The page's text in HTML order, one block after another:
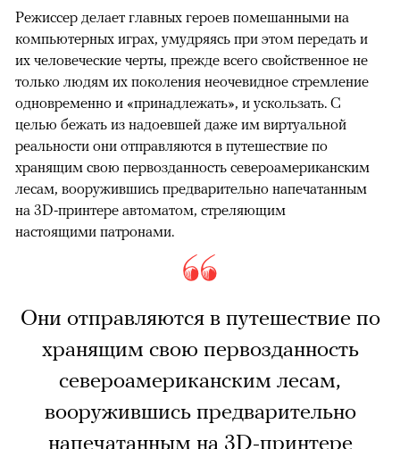
Режиссер делает главных героев помешанными на
компьютерных играх, умудряясь при этом передать и
их человеческие черты, прежде всего свойственное не
только людям их поколения неочевидное стремление
одновременно и «принадлежать», и ускользать. С
целью бежать из надоевшей даже им виртуальной
реальности они отправляются в путешествие по
хранящим свою первозданность североамериканским
лесам, вооружившись предварительно напечатанным
на 3D-принтере автоматом, стреляющим
настоящими патронами.
Они отправляются в путешествие по
хранящим свою первозданность
североамериканским лесам,
вооружившись предварительно
напечатанным на 3D-принтере